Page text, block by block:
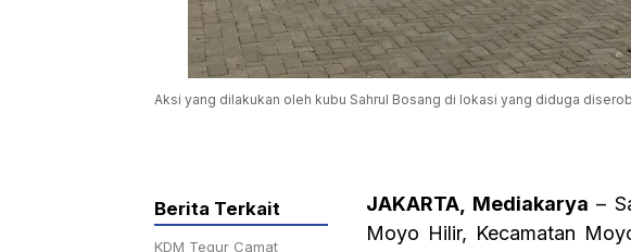
Aksi yang dilakukan oleh kubu Sahrul Bosang di lokasi yang diduga
JAKARTA, Mediakarya –
Moyo Hilir, Kecamatan
Berita Terkait
KDM Tegur Camat